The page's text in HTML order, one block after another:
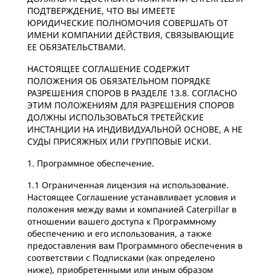
ПОДТВЕРЖДЕНИЕ, ЧТО ВЫ ИМЕЕТЕ
ЮРИДИЧЕСКИЕ ПОЛНОМОЧИЯ СОВЕРШАТЬ ОТ
ИМЕНИ КОМПАНИИ ДЕЙСТВИЯ, СВЯЗЫВАЮЩИЕ
ЕЕ ОБЯЗАТЕЛЬСТВАМИ.
НАСТОЯЩЕЕ СОГЛАШЕНИЕ СОДЕРЖИТ
ПОЛОЖЕНИЯ ОБ ОБЯЗАТЕЛЬНОМ ПОРЯДКЕ
РАЗРЕШЕНИЯ СПОРОВ В РАЗДЕЛЕ 13.8. СОГЛАСНО
ЭТИМ ПОЛОЖЕНИЯМ ДЛЯ РАЗРЕШЕНИЯ СПОРОВ
ДОЛЖНЫ ИСПОЛЬЗОВАТЬСЯ ТРЕТЕЙСКИЕ
ИНСТАНЦИИ НА ИНДИВИДУАЛЬНОЙ ОСНОВЕ, А НЕ
СУДЫ ПРИСЯЖНЫХ ИЛИ ГРУППОВЫЕ ИСКИ.
1. Программное обеспечение.
1.1 Ограниченная лицензия на использование.
Настоящее Соглашение устанавливает условия и
положения между вами и компанией Caterpillar в
отношении вашего доступа к Программному
обеспечению и его использования, а также
предоставления вам Программного обеспечения в
соответствии с Подписками (как определено
ниже), приобретенными или иным образом